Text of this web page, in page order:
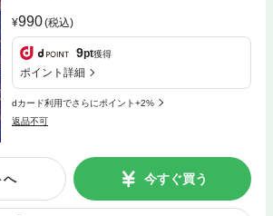
990(税込)
9pt獲得
ポイント詳細
dカード利用でさらにポイント+2%
返品不可
へ 今すぐ買う